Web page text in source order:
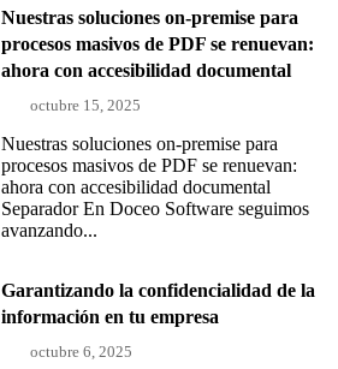
Nuestras soluciones on-premise para
procesos masivos de PDF se renuevan:
ahora con accesibilidad documental
octubre 15, 2025
Nuestras soluciones on-premise para
procesos masivos de PDF se renuevan:
ahora con accesibilidad documental
Separador En Doceo Software seguimos
avanzando...
Garantizando la confidencialidad de la
información en tu empresa
octubre 6, 2025